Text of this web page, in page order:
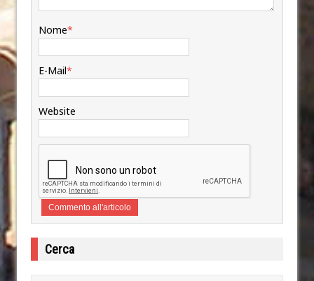
Nome*
E-Mail*
Website
Cerca